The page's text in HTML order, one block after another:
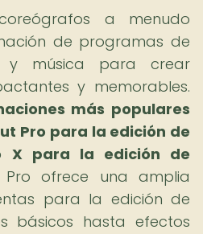
a menudo
de programas de
y música para crear
y memorables.
más populares
Pro para la edición de
X para la edición de
Pro ofrece una amplia
para la edición de
básicos hasta efectos